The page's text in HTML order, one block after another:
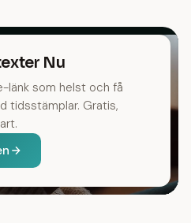
Nu
länk som helst och få
tidsstämplar. Gratis,